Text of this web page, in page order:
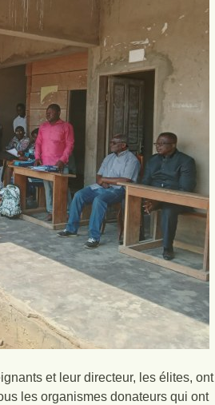
et leur directeur, les élites, ont
les organismes donateurs qui ont